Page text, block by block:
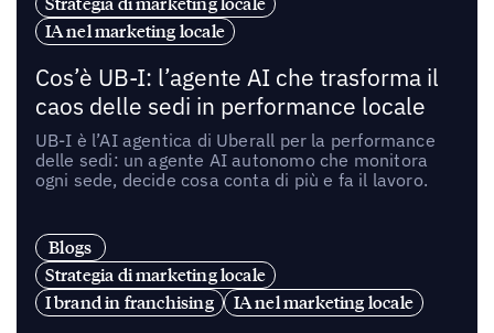
IA nel marketing locale
Cos’è UB-I: l’agente AI che trasforma il
caos delle sedi in performance locale
UB-I è l’AI agentica di Uberall per la performance
delle sedi: un agente AI autonomo che monitora
ogni sede, decide cosa conta di più e fa il lavoro.
Blogs
Strategia di marketing locale
I brand in franchising
IA nel marketing locale